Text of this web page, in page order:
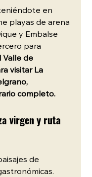
en
playas de arena
y Embalse
para
Valle de
visitar La
completo.
virgen y ruta
de